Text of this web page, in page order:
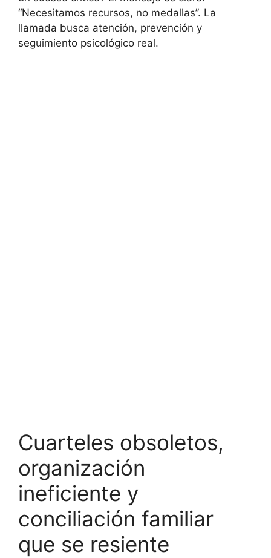
“Necesitamos recursos, no medallas”. La
llamada busca atención, prevención y
seguimiento psicológico real.
Cuarteles obsoletos,
organización
ineficiente y
conciliación familiar
que se resiente